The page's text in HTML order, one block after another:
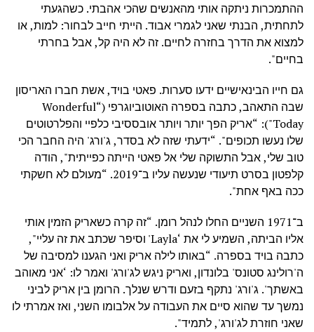
ההתמכרות ניתקה אותי מהאנשים שהכי אהבתי. כשהגעתי
לתחתית, הבנתי שאני לגמרי אבוד. הייתי חייב לבחור: למות, או
למצוא את הדרך בחזרה לחיים. זה לא היה קל, אבל בחרתי
בחיים".
גם חייו הבינאישיים ידעו סערות. פאטי בויד, אשת חברו האריסון
שבה התאהב, כתבה בספרה האוטוביוגרפי (“Wonderful
Today"): “אריק הפך יותר ויותר אובססיבי כלפיי והפלרטוטים
שלו נעשו תכופים". “ידעתי שזה לא בסדר, ג'ורג' היה החבר הכי
טוב שלי, אבל התשוקה שלי אל פאטי הייתה כפייתית", הודה
קלפטון בסרט תיעודי שנעשה עליו ב־2019. “מעולם לא חשקתי
ככה באף אחת".
ב־1971 השניים החלו לנהל רומן. “זה קרה כשאריק הזמין אותי
אליו הביתה, השמיע לי את ‘Layla' וסיפר שכתב את זה עליי",
כתבה בויד בספרה. “באותו לילה אריק ואני הגענו למסיבה של
ה'רולינג סטונס' בלונדון, ואריק ניגש לג'ורג' ואמר לו: ‘אני מאוהב
באשתך'. ג'ורג' נתקף בזעם ודרש שנלך. הרומן בין אריק לביני
נמשך עד שהוא סיים את העבודה על אלבומו השני, ואז אמרתי לו
שאני חוזרת לג'ורג', לתמיד".